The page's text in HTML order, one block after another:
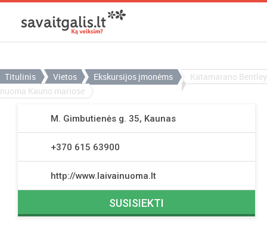
Titulinis Vietos Ekskursijos įmonėms
Katamarano Bentley
nuoma Kauno mariose
M. Gimbutienės g. 35, Kaunas
+370 615 63900
http://www.laivainuoma.lt
SUSISIEKTI